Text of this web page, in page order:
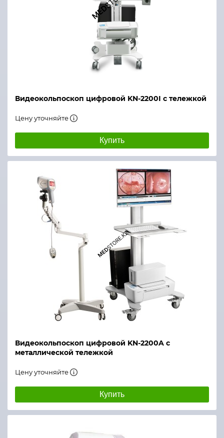
Видеокольпоскоп цифровой KN-2200I с тележкой
Цену уточняйте
Купить
Видеокольпоскоп цифровой KN-2200A с
металлической тележкой
Цену уточняйте
Купить